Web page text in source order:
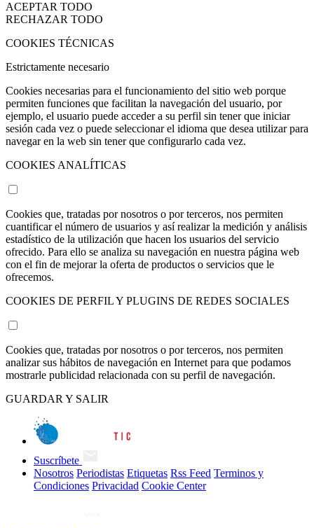
ACEPTAR TODO
RECHAZAR TODO
COOKIES TÉCNICAS
Estrictamente necesario
Cookies necesarias para el funcionamiento del sitio web porque
permiten funciones que facilitan la navegación del usuario, por
ejemplo, el usuario puede acceder a su perfil sin tener que iniciar
sesión cada vez o puede seleccionar el idioma que desea utilizar para
navegar en la web sin tener que configurarlo cada vez.
COOKIES ANALÍTICAS
Cookies que, tratadas por nosotros o por terceros, nos permiten
cuantificar el número de usuarios y así realizar la medición y análisis
estadístico de la utilización que hacen los usuarios del servicio
ofrecido. Para ello se analiza su navegación en nuestra página web
con el fin de mejorar la oferta de productos o servicios que le
ofrecemos.
COOKIES DE PERFIL Y PLUGINS DE REDES SOCIALES
Cookies que, tratadas por nosotros o por terceros, nos permiten
analizar sus hábitos de navegación en Internet para que podamos
mostrarle publicidad relacionada con su perfil de navegación.
GUARDAR Y SALIR
Suscríbete
Nosotros Periodistas Etiquetas Rss Feed Terminos y
Condiciones Privacidad Cookie Center